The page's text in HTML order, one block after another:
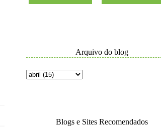
Arquivo do blog
Blogs e Sites Recomendados